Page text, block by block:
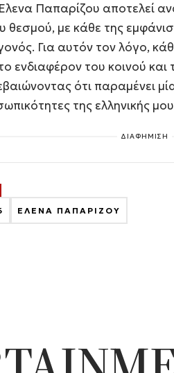
Παπαρίζου αποτελεί
θεσμού, με κάθε της
Για αυτόν τον λόγο,
ενδιαφέρον του κοινού
ότι παραμένει
της ελληνικής
ΔΙΑΦΗΜΙΣΗ
ΕΛΕΝΑ ΠΑΠΑΡΙΖΟΥ